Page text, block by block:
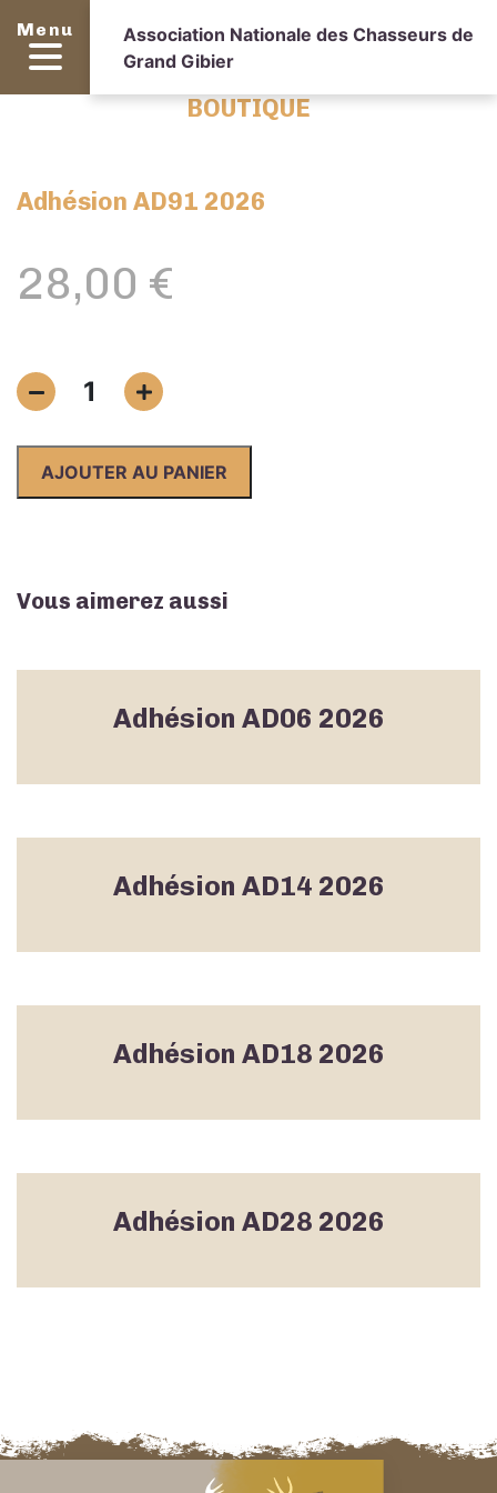
Menu
Association Nationale des Chasseurs de
Grand Gibier
BOUTIQUE
Adhésion AD91 2026
28,00 €
quantité
de
AD91
2026
1
AJOUTER AU PANIER
Vous aimerez aussi
Adhésion AD06 2026
Adhésion AD14 2026
Adhésion AD18 2026
Adhésion AD28 2026